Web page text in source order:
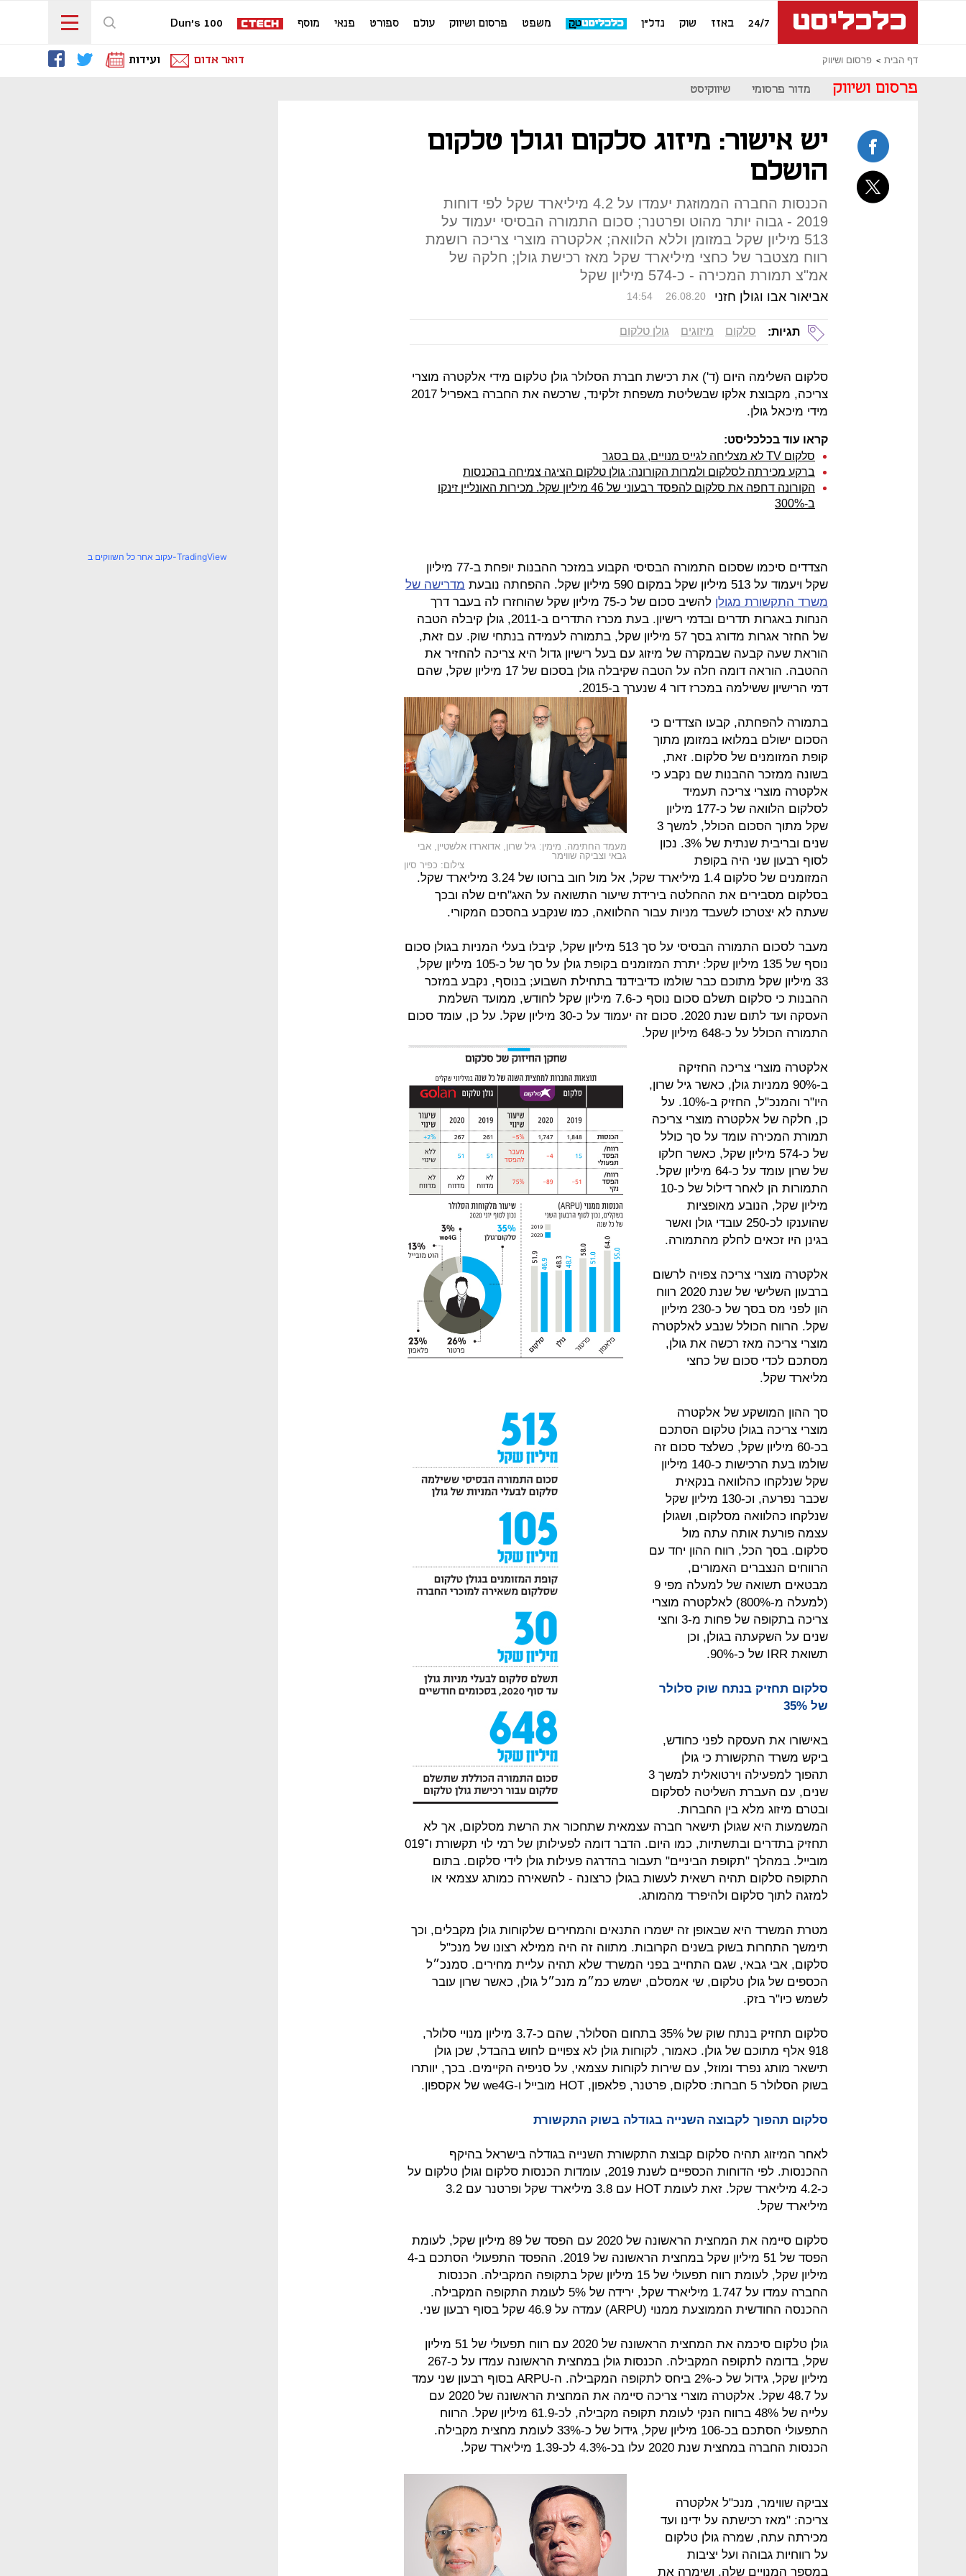
24/7 באזז שוק נדל"ן משפט פרסום ושיווק עולם ספורט פנאי מוסף Dun's 100
דף הבית פרסום ושיווק דואר אדום ועידות
פרסום ושיווק מדור פרסומי שיווקיסט
יש אישור: מיזוג סלקום וגולן טלקום
הושלם
הכנסות החברה הממוזגת יעמדו על 4.2 מיליארד שקל לפי דוחות
2019 - גבוה יותר מהוט ופרטנר; סכום התמורה הבסיסי יעמוד על
513 מיליון שקל במזומן וללא הלוואה; אלקטרה מוצרי צריכה רושמת
רווח מצטבר של כחצי מיליארד שקל מאז רכישת גולן; חלקה של
אמ"צ תמורת המכירה - כ-574 מיליון שקל
אביאור אבו וגולן חזני 14:54 26.08.20
תגיות: סלקום מיזוגים גולן טלקום
סלקום השלימה היום (ד') את רכישת חברת הסלולר גולן טלקום מידי אלקטרה מוצרי
צריכה, מקבוצת אלקו שבשליטת משפחת זלקינד, שרכשה את החברה באפריל 2017
מידי מיכאל גולן.
קראו עוד בכלכליסט:
סלקום TV לא מצליחה לגייס מנויים, גם בסגר
ברקע מכירתה לסלקום ולמרות הקורונה: גולן טלקום הציגה צמיחה בהכנסות
הקורונה דחפה את סלקום להפסד רבעוני של 46 מיליון שקל. מכירות האונליין זינקו
ב-300%
הצדדים סיכמו שסכום התמורה הבסיסי הקבוע במזכר ההבנות יופחת ב-77 מיליון
שקל ויעמוד על 513 מיליון שקל במקום 590 מיליון שקל. ההפחתה נובעת
מדרישה של
משרד התקשורת מגולן
להשיב סכום של כ-75 מיליון שקל שהוחזרו לה בעבר דרך
הנחות באגרות תדרים ובדמי רישיון. בעת מכרז התדרים ב-2011, גולן קיבלה הטבה
של החזר אגרות מדורג בסך 57 מיליון שקל, בתמורה לעמידה בנתחי שוק. עם זאת,
הוראת שעה קבעה שבמקרה של מיזוג עם בעל רישיון גדול היא צריכה להחזיר את
ההטבה. הוראה דומה חלה על הטבה שקיבלה גולן בסכום של 17 מיליון שקל, שהם
דמי הרישיון ששילמה במכרז דור 4 שנערך ב-2015.
מעמד החתימה. מימין: גיל שרון, אדוארדו אלשטיין, אבי
גבאי וצביקה שווימר
צילום: כפיר סיון
בתמורה להפחתה, קבעו הצדדים כי
הסכום ישולם במלואו במזומן מתוך
קופת המזומנים של סלקום. זאת,
בשונה ממזכר ההבנות שם נקבע כי
אלקטרה מוצרי צריכה תעמיד
לסלקום הלוואה של כ-177 מיליון
שקל מתוך הסכום הכולל, למשך 3
שנים ובריבית שנתית של 3%. נכון
לסוף רבעון שני היה בקופת
המזומנים של סלקום 1.4 מיליארד שקל, אל מול חוב ברוטו של 3.24 מיליארד שקל.
בסלקום מסבירים את ההחלטה בירידת שיעור התשואה על האג"חים שלה ובכך
שעתה לא יצטרכו לשעבד מניות עבור ההלוואה, כמו שנקבע בהסכם המקורי.
מעבר לסכום התמורה הבסיסי על סך 513 מיליון שקל, קיבלו בעלי המניות בגולן סכום
נוסף של 135 מיליון שקל: יתרת המזומנים בקופת גולן על סך של כ-105 מיליון שקל,
33 מיליון שקל מתוכם כבר שולמו כדיבידנד בתחילת השבוע; בנוסף, נקבע במזכר
ההבנות כי סלקום תשלם סכום נוסף כ-7.6 מיליון שקל לחודש, ממועד השלמת
העסקה ועד לתום שנת 2020. סכום זה יעמוד על כ-30 מיליון שקל. על כן, עומד סכום
התמורה הכולל על כ-648 מיליון שקל.
אלקטרה מוצרי צריכה החזיקה
ב-90% ממניות גולן, כאשר גיל שרון,
היו"ר והמנכ"ל, החזיק ב-10%. על
כן, חלקה של אלקטרה מוצרי צריכה
תמורת המכירה עומד על סך כולל
של כ-574 מיליון שקל, כאשר חלקו
של שרון עומד על כ-64 מיליון שקל.
התמורות הן לאחר דילול של כ-10
מיליון שקל, הנובע מאופציות
שהוענקו לכ-250 עובדי גולן ואשר
בגינן היו זכאים לחלק מהתמורה.
אלקטרה מוצרי צריכה צפויה לרשום
ברבעון השלישי של שנת 2020 רווח
הון לפני מס בסך של כ-230 מיליון
שקל. הרווח הכולל שנבע לאלקטרה
מוצרי צריכה מאז רכשה את גולן,
מסתכם לכדי סכום של כחצי
מליארד שקל.
סך ההון המושקע של אלקטרה
מוצרי צריכה בגולן טלקום הסתכם
בכ-60 מיליון שקל, כשלצד סכום זה
שולמו בעת הרכישות כ-140 מיליון
שקל שנלקחו כהלוואה בנקאית
שכבר נפרעה, וכ-130 מיליון שקל
שנלקחו כהלוואה מסלקום, ושגולן
עצמה פורעת אותה עתה מול
סלקום. בסך הכל, רווח ההון יחד עם
הרווחים הנצברים האמורים,
מבטאים תשואה של למעלה מפי 9
(למעלה מ-800%) לאלקטרה מוצרי
צריכה בתקופה של פחות מ-3 וחצי
שנים על השקעתה בגולן, וכן
תשואת IRR של כ-90%.
סלקום תחזיק בנתח שוק סלולר
של 35%
באישורו את העסקה לפני כחודש,
ביקש משרד התקשורת כי גולן
תהפוך למפעילה וירטואלית למשך 3
שנים, עם העברת השליטה לסלקום
ובטרם מיזוג מלא בין החברות.
המשמעות היא שגולן תישאר חברה עצמאית שתחכור את הרשת מסלקום, אך לא
תחזיק בתדרים ובתשתיות, כמו היום. הדבר דומה לפעילותן של רמי לוי תקשורת ו־019
מובייל. במהלך "תקופת הביניים" תעבור בהדרגה פעילות גולן לידי סלקום. בתום
התקופה סלקום תהיה רשאית לעשות בגולן כרצונה - להשאירה כמותג עצמאי או
למזגה לתוך סלקום ולהיפרד מהמותג.
מטרת המשרד היא שבאופן זה ישמרו התנאים והמחירים שלקוחות גולן מקבלים, וכך
תימשך התחרות בשוק בשנים הקרובות. מתווה זה היה ממילא רצונו של מנכ"ל
סלקום, אבי גבאי, שגם התחייב בפני המשרד שלא תהיה עליית מחירים. סמנכ״ל
הכספים של גולן טלקום, שי אמסלם, ישמש כמ״מ מנכ״ל גולן, כאשר שרון עובר
לשמש כיו"ר בזק.
סלקום תחזיק בנתח שוק של 35% בתחום הסלולר, שהם כ-3.7 מיליון מנויי סלולר,
918 אלף מתוכם של גולן. כאמור, לקוחות גולן לא צפויים לחוש בהבדל, שכן גולן
תישאר מותג נפרד ומוזל, עם שירות לקוחות עצמאי, על סניפיה הקיימים. בכך, יוותרו
בשוק הסלולר 5 חברות: סלקום, פרטנר, פלאפון, HOT מובייל ו-we4G של אקספון.
סלקום תהפוך לקבוצה השנייה בגודלה בשוק התקשורת
לאחר המיזוג תהיה סלקום קבוצת התקשורת השנייה בגודלה בישראל בהיקף
ההכנסות. לפי הדוחות הכספיים לשנת 2019, עומדות הכנסות סלקום וגולן טלקום על
כ-4.2 מיליארד שקל. זאת לעומת HOT עם 3.8 מיליארד שקל ופרטנר עם 3.2
מיליארד שקל.
סלקום סיימה את המחצית הראשונה של 2020 עם הפסד של 89 מיליון שקל, לעומת
הפסד של 51 מיליון שקל במחצית הראשונה של 2019. ההפסד התפעולי הסתכם ב-4
מיליון שקל, לעומת רווח תפעולי של 15 מיליון שקל בתקופה המקבילה. הכנסות
החברה עמדו על 1.747 מיליארד שקל, ירידה של 5% לעומת התקופה המקבילה.
ההכנסה החודשית הממוצעת ממנוי (ARPU) עמדה על 46.9 שקל בסוף רבעון שני.
גולן טלקום סיכמה את המחצית הראשונה של 2020 עם רווח תפעולי של 51 מיליון
שקל, בדומה לתקופה המקבילה. הכנסות גולן במחצית הראשונה עמדו על כ-267
מיליון שקל, גידול של כ-2% ביחס לתקופה המקבילה. ה-ARPU בסוף רבעון שני עמד
על 48.7 שקל. אלקטרה מוצרי צריכה סיימה את המחצית הראשונה של 2020 עם
עלייה של 48% ברווח הנקי לעומת תקופה מקבילה, לכ-61.9 מיליון שקל. הרווח
התפעולי הסתכם בכ-106 מיליון שקל, גידול של כ-33% לעומת מחצית מקבילה.
הכנסות החברה במחצית שנת 2020 עלו בכ-4.3% לכ-1.39 מיליארד שקל.
צביקה שווימר, מנכ"ל אלקטרה
צריכה: "מאז רכישתה על ידינו ועד
מכירתה עתה, שמרה גולן טלקום
על רווחיות גבוהה ועל יציבות
במספר המנויים שלה, ושימרה את
עקוב אחר כל השווקים ב-TradingView